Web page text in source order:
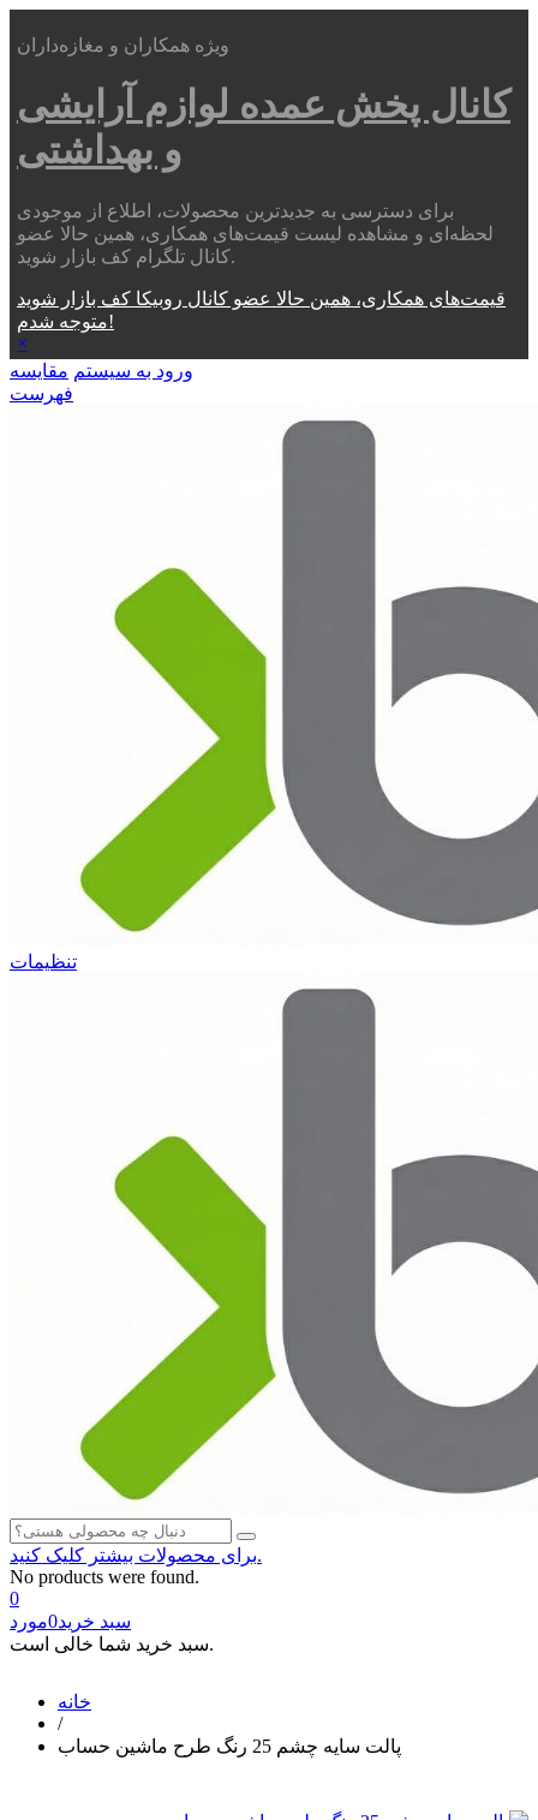
ویژه همکاران و مغازه‌داران
کانال پخش عمده لوازم آرایشی
و بهداشتی
برای دسترسی به جدیدترین محصولات، اطلاع از موجودی
لحظه‌ای و مشاهده لیست قیمت‌های همکاری، همین حالا عضو
کانال تلگرام کف بازار شوید.
قیمت‌های همکاری، همین حالا عضو کانال روبیکا کف بازار شوید
متوجه شدم!
×
ورود به سیستم مقایسه
فهرست
تنظیمات
برای محصولات بیشتر کلیک کنید.
No products were found.
0
سبد خرید0مورد
سبد خرید شما خالی است.
خانه
/
پالت سایه چشم 25 رنگ طرح ماشین حساب